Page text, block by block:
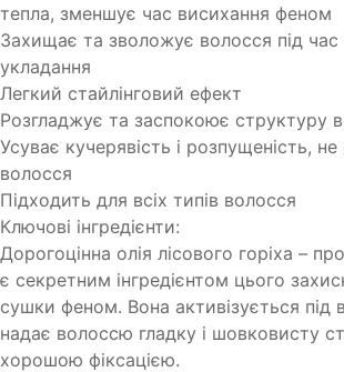
тепла, зменшує час висихання феном
Захищає та зволожує волосся під час
укладання
Легкий стайлінговий ефект
Розгладжує та заспокоює структуру
Усуває кучерявість і розпущеність,
волосся
Підходить для всіх типів волосся
Ключові інгредієнти:
Дорогоцінна олія лісового горіха –
є секретним інгредієнтом цього
сушки феном. Вона активізується під
надає волоссю гладку і шовковисту
хорошою фіксацією.